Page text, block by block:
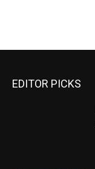
EDITOR PICKS